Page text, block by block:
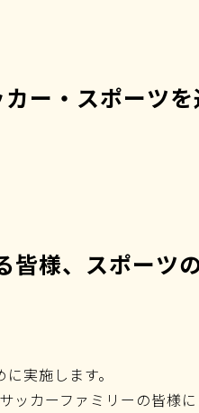
ー・スポーツ
様、スポーツ
実施します。
カーファミリーの皆様に